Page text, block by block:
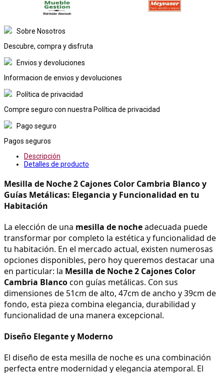
Sobre Nosotros
Descubre, compra y disfruta
Envios y devoluciones
Informacion de envios y devoluciones
Política de privacidad
Compre seguro con nuestra Política de privacidad
Pago seguro
Pagos seguros
Descripción
Detalles de producto
Mesilla de Noche 2 Cajones Color Cambria Blanco y
Guías Metálicas: Elegancia y Funcionalidad en tu
Habitación
La elección de una mesilla de noche adecuada puede
transformar por completo la estética y funcionalidad de
tu habitación. En el mercado actual, existen numerosas
opciones disponibles, pero hoy queremos destacar una
en particular: la Mesilla de Noche 2 Cajones Color
Cambria Blanco con guías metálicas. Con sus
dimensiones de 51cm de alto, 47cm de ancho y 39cm de
fondo, esta pieza combina elegancia, durabilidad y
funcionalidad de una manera excepcional.
Diseño Elegante y Moderno
El diseño de esta mesilla de noche es una combinación